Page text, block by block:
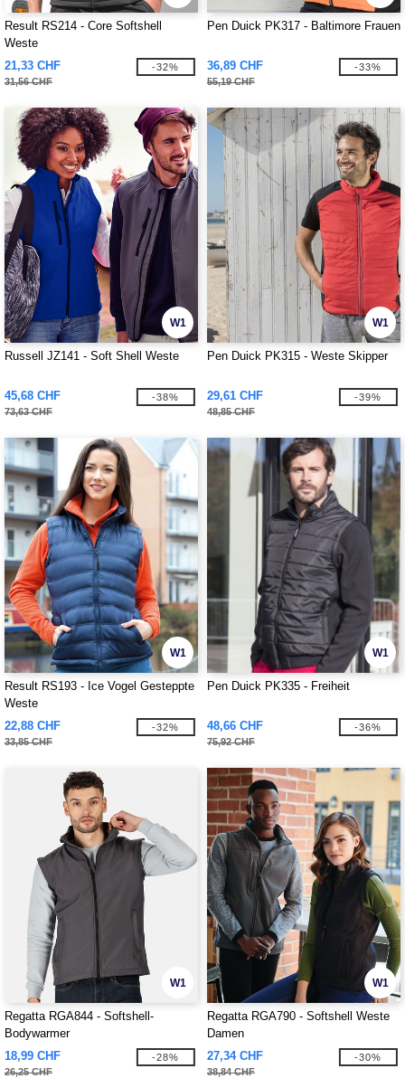
Result RS214 - Core Softshell
Weste
21,33 CHF
31,56 CHF
-32%
Pen Duick PK317 - Baltimore Frauen
36,89 CHF
55,19 CHF
-33%
W1
Russell JZ141 - Soft Shell Weste
45,68 CHF
73,63 CHF
-38%
W1
Pen Duick PK315 - Weste Skipper
29,61 CHF
48,85 CHF
-39%
W1
Result RS193 - Ice Vogel Gesteppte
Weste
22,88 CHF
33,85 CHF
-32%
W1
Pen Duick PK335 - Freiheit
48,66 CHF
75,92 CHF
-36%
W1
Regatta RGA844 - Softshell-
Bodywarmer
18,99 CHF
26,25 CHF
-28%
W1
Regatta RGA790 - Softshell Weste
Damen
27,34 CHF
38,84 CHF
-30%